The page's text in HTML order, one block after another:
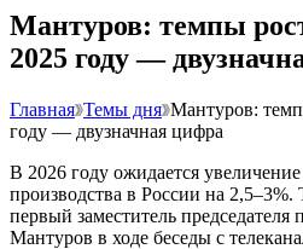
Мантуров: темпы
2025 году —
Главная Темы дня Мантуров:
году — двузначная цифра
В 2026 году ожидается
производства в России на
первый заместитель председателя
Мантуров в ходе беседы с